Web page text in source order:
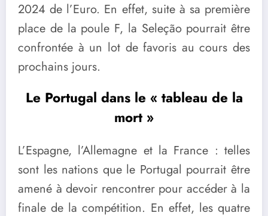
2024 de l’Euro. En effet, suite à sa première
place de la poule F, la Seleção pourrait être
confrontée à un lot de favoris au cours des
prochains jours.
Le Portugal dans le « tableau de la
mort »
L’Espagne, l’Allemagne et la France : telles
sont les nations que le Portugal pourrait être
amené à devoir rencontrer pour accéder à la
finale de la compétition. En effet, les quatre